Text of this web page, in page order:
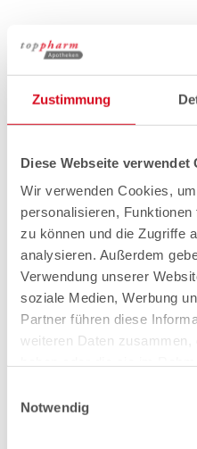
Zustimmung
Diese Webseite verwendet
Wir verwenden Cookies,
personalisieren,
zu können und die Zugriffe
analysieren. Außerdem
Verwendung unserer
soziale Medien, Werbung
Partner führen diese
weiteren Daten zusammen,
Notwendig